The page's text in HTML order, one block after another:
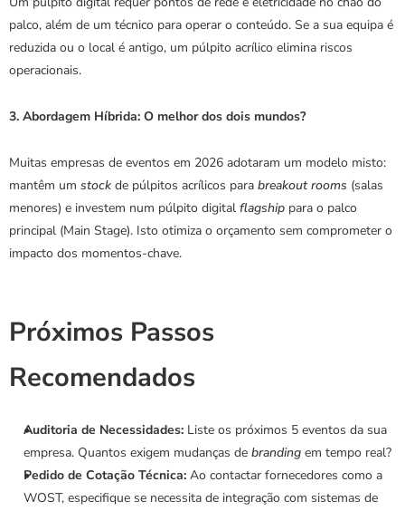
palco, além de um técnico para operar o conteúdo. Se a sua equipa é
reduzida ou o local é antigo, um púlpito acrílico elimina riscos
operacionais.
3. Abordagem Híbrida: O melhor dos dois mundos?
Muitas empresas de eventos em 2026 adotaram um modelo misto:
mantêm um stock de púlpitos acrílicos para breakout rooms (salas
menores) e investem num púlpito digital flagship para o palco
principal (Main Stage). Isto otimiza o orçamento sem comprometer o
impacto dos momentos-chave.
Próximos Passos
Recomendados
Auditoria de Necessidades: Liste os próximos 5 eventos da sua
empresa. Quantos exigem mudanças de branding em tempo real?
Pedido de Cotação Técnica: Ao contactar fornecedores como a
WOST, especifique se necessita de integração com sistemas de